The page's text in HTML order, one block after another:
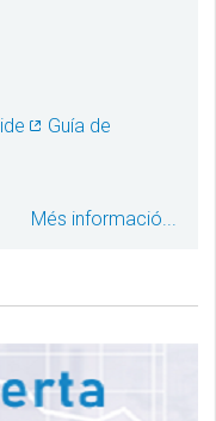
Guía de
Més informació...